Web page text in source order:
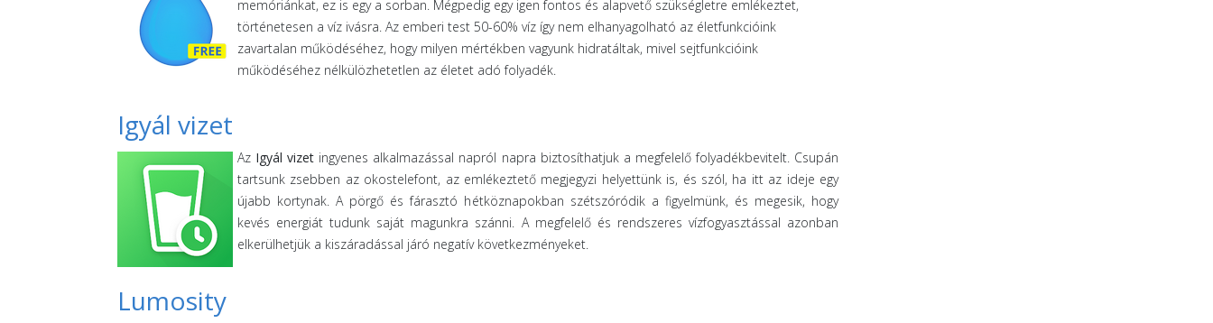
memóriánkat, ez is egy a sorban. Mégpedig egy igen fontos és alapvető szükségletre emlékeztet,
történetesen a víz ivásra. Az emberi test 50-60% víz így nem elhanyagolható az életfunkcióink
zavartalan működéséhez, hogy milyen mértékben vagyunk hidratáltak, mivel sejtfunkcióink
működéséhez nélkülözhetetlen az életet adó folyadék.
Igyál vizet
Az Igyál vizet ingyenes alkalmazással napról napra biztosíthatjuk a megfelelő folyadékbevitelt. Csupán
tartsunk zsebben az okostelefont, az emlékeztető megjegyzi helyettünk is, és szól, ha itt az ideje egy
újabb kortynak. A pörgő és fárasztó hétköznapokban szétszóródik a figyelmünk, és megesik, hogy
kevés energiát tudunk saját magunkra szánni. A megfelelő és rendszeres vízfogyasztással azonban
elkerülhetjük a kiszáradással járó negatív következményeket.
Lumosity